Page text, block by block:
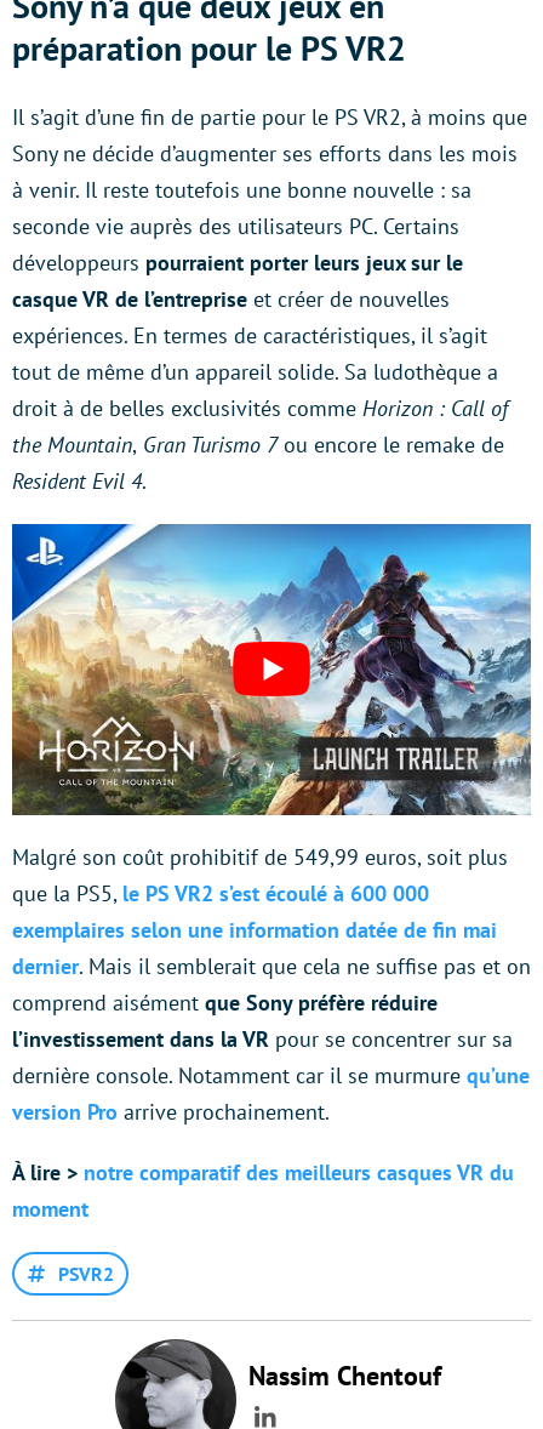
préparation pour le PS VR2
Il s’agit d’une fin de partie pour le PS VR2, à moins que
Sony ne décide d’augmenter ses efforts dans les mois
à venir. Il reste toutefois une bonne nouvelle : sa
seconde vie auprès des utilisateurs PC. Certains
développeurs pourraient porter leurs jeux sur le
casque VR de l’entreprise et créer de nouvelles
expériences. En termes de caractéristiques, il s’agit
tout de même d’un appareil solide. Sa ludothèque a
droit à de belles exclusivités comme Horizon : Call of
the Mountain, Gran Turismo 7ou encore le remake de
Resident Evil 4.
Malgré son coût prohibitif de 549,99 euros, soit plus
que la PS5, le PS VR2 s’est écoulé à 600 000
exemplaires selon une information datée de fin mai
dernier. Mais il semblerait que cela ne suffise pas et on
comprend aisément que Sony préfère réduire
l’investissement dans la VR pour se concentrer sur sa
dernière console. Notamment car il se murmure qu’une
version Pro arrive prochainement.
À lire > notre comparatif des meilleurs casques VR du
moment
PSVR2
Nassim Chentouf